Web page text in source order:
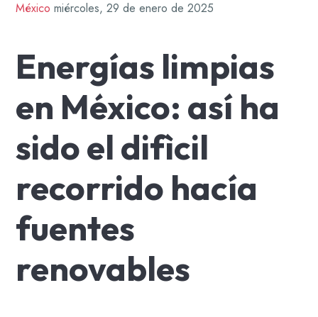
Méxicomiércoles, 29 de enero de 2025
Energías limpias
en México: así ha
sido el difìcil
recorrido hacía
fuentes
renovables